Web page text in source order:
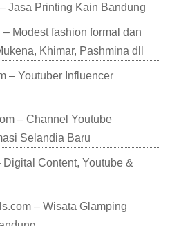
Jasa Printing Kain Bandung
Modest fashion formal dan
Khimar, Pashmina dll
– Youtuber Influencer
– Channel Youtube
Selandia Baru
Content, Youtube &
– Wisata Glamping